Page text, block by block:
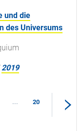
und die
des Universums
2019
... 20